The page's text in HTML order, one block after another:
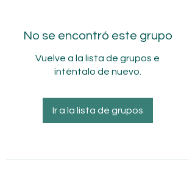
No se encontró este grupo
Vuelve a la lista de grupos e
inténtalo de nuevo.
Ir a la lista de grupos